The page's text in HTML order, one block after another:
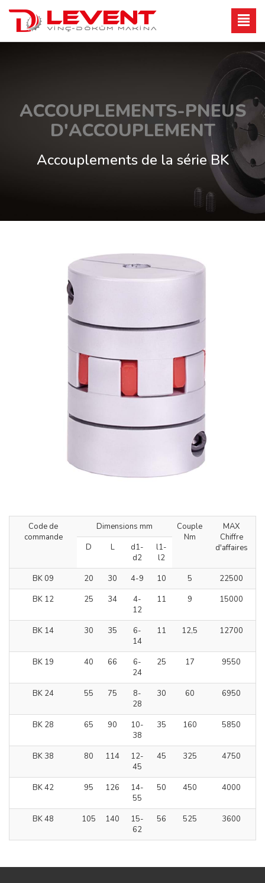
ACCOUPLEMENTS-PNEUS
D'ACCOUPLEMENT
Accouplements de la série BK
Code de
commande
Dimensions mm
Couple
Nm
MAX
Chiffre
d'affaires
D L
d1-
d2
l1-
l2
BK 09
20 30 4-9 10 5
22500
BK 12
25 34
4-
12
11 9 15000
BK 14 30 35
6-
14
11 12,5 12700
BK 19 40 66
6-
24
25 17 9550
BK 24 55 75
8-
28
30 60 6950
BK 28 65 90
10-
38
35 160 5850
BK 38 80 114
12-
45
45 325 4750
BK 42 95 126
14-
55
50 450 4000
BK 48 105 140
15-
62
56 525 3600